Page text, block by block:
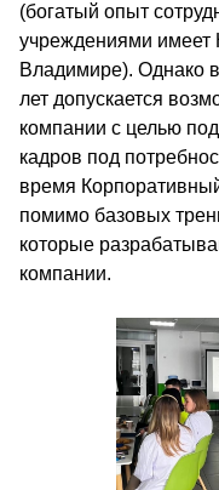
(богатый опыт
учреждениями
Владимире). Однако
лет допускается
компании с целью
кадров под
время
помимо базовых
которые
компании.